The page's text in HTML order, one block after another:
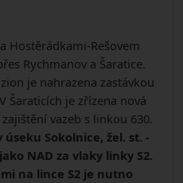
Hostěrádkami-Rešovem
Rychmanov a Šaratice.
je nahrazena zastávkou
Šaraticích je zřízena nová
vazeb s linkou 630.
Sokolnice, žel. st. -
NAD za vlaky linky S2.
na lince S2 je nutno